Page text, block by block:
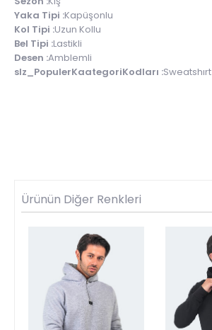
Yaka Tipi :Kapüşonlu
Kol Tipi :Uzun Kollu
Bel Tipi :Lastikli
Desen :Amblemli
slz_PopulerKaategoriKodları :Sweatshırt
Ürünün Diğer Renkleri